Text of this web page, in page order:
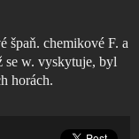
špaň. chemikové F. a
se w. vyskytuje, byl
horách.